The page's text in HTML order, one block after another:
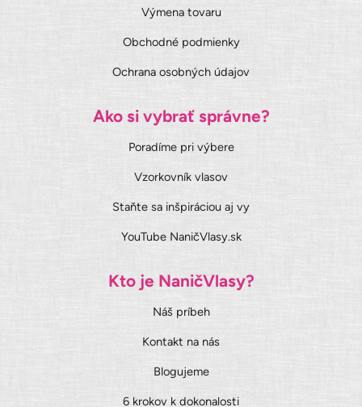
Výmena tovaru
Obchodné podmienky
Ochrana osobných údajov
Ako si vybrať správne?
Poradíme pri výbere
Vzorkovník vlasov
Staňte sa inšpiráciou aj vy
YouTube NaničVlasy.sk
Kto je NaničVlasy?
Náš príbeh
Kontakt na nás
Blogujeme
6 krokov k dokonalosti